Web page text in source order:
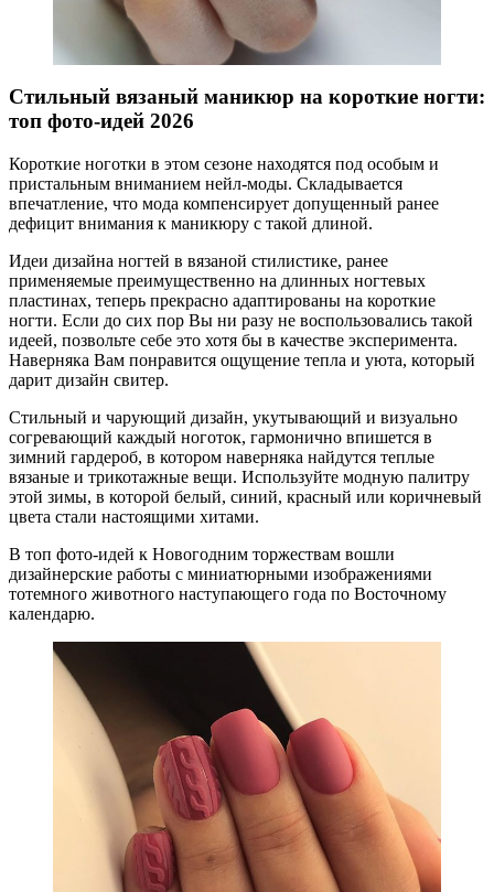
Стильный вязаный маникюр на короткие ногти:
топ фото-идей 2026
Короткие ноготки в этом сезоне находятся под особым и
пристальным вниманием нейл-моды. Складывается
впечатление, что мода компенсирует допущенный ранее
дефицит внимания к маникюру с такой длиной.
Идеи дизайна ногтей в вязаной стилистике, ранее
применяемые преимущественно на длинных ногтевых
пластинах, теперь прекрасно адаптированы на короткие
ногти. Если до сих пор Вы ни разу не воспользовались такой
идеей, позвольте себе это хотя бы в качестве эксперимента.
Наверняка Вам понравится ощущение тепла и уюта, который
дарит дизайн свитер.
Стильный и чарующий дизайн, укутывающий и визуально
согревающий каждый ноготок, гармонично впишется в
зимний гардероб, в котором наверняка найдутся теплые
вязаные и трикотажные вещи. Используйте модную палитру
этой зимы, в которой белый, синий, красный или коричневый
цвета стали настоящими хитами.
В топ фото-идей к Новогодним торжествам вошли
дизайнерские работы с миниатюрными изображениями
тотемного животного наступающего года по Восточному
календарю.